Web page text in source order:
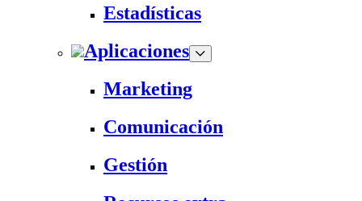
Estadísticas
Aplicaciones
Marketing
Comunicación
Gestión